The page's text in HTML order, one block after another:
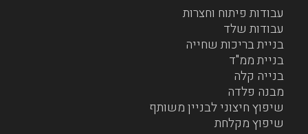
עבודות פיתוח וחצרות
עבודות שלד
בניית בריכות שחייה
בניית ממ"ד
בנייה קלה
מבנה פלדה
שיפוץ חיצוני לבניין משותף
שיפוץ מקלחת